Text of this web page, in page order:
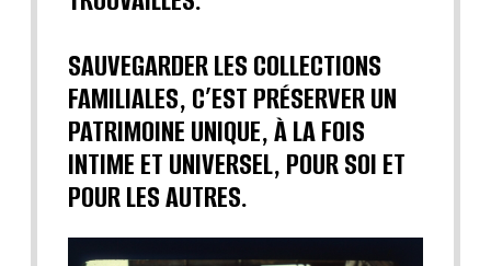
SAUVEGARDER LES COLLECTIONS
FAMILIALES, C’EST PRÉSERVER UN
PATRIMOINE UNIQUE, À LA FOIS
INTIME ET UNIVERSEL, POUR SOI ET
POUR LES AUTRES.